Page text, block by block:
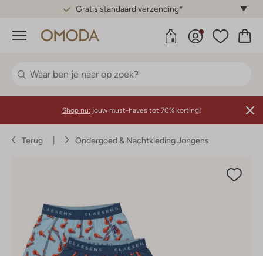
Gratis standaard verzending*
Menu
Shop nu: jouw must-haves tot 70% korting!
Terug Ondergoed & Nachtkleding Jongens